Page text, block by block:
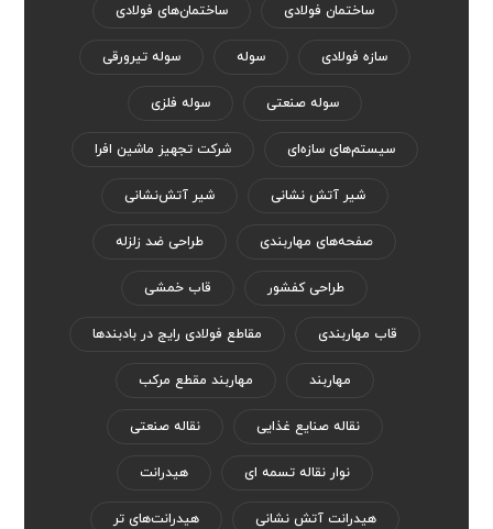
ساختمان فولادی ساختمان‌های فولادی
سازه فولادی سوله سوله تیرورقی
سوله صنعتی سوله فلزی
سیستم‌های سازه‌ای شرکت تجهیز ماشین افرا
شیر آتش نشانی شیر آتش‌نشانی
صفحه‌های مهاربندی طراحی ضد زلزله
طراحی کفشور قاب خمشی
قاب مهاربندی مقاطع فولادی رایج در بادبندها
مهاربند مهاربند مقطع مرکب
نقاله صنایع غذایی نقاله صنعتی
نوار نقاله تسمه ای هیدرانت
هیدرانت آتش نشانی هیدرانت‌های تر